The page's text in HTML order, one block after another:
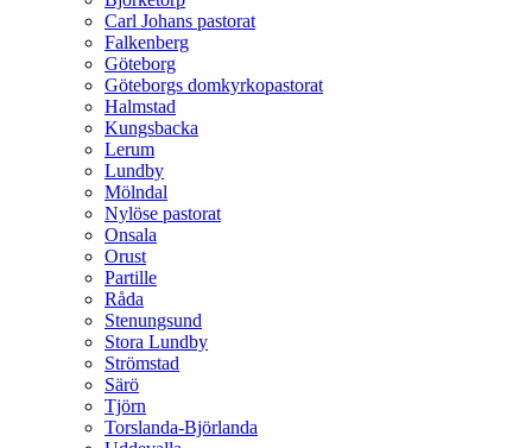
Carl Johans pastorat
Falkenberg
Göteborg
Göteborgs domkyrkopastorat
Halmstad
Kungsbacka
Lerum
Lundby
Mölndal
Nylöse pastorat
Onsala
Orust
Partille
Råda
Stenungsund
Stora Lundby
Strömstad
Särö
Tjörn
Torslanda-Björlanda